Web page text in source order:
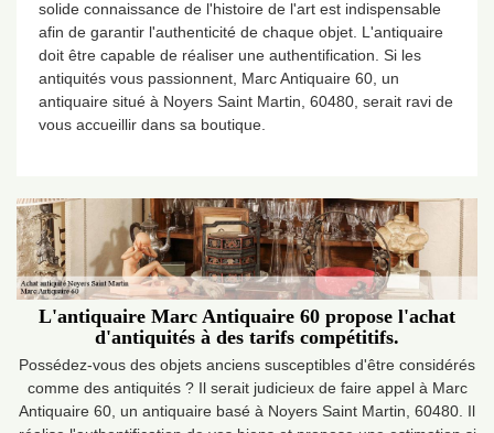
solide connaissance de l'histoire de l'art est indispensable
afin de garantir l'authenticité de chaque objet. L'antiquaire
doit être capable de réaliser une authentification. Si les
antiquités vous passionnent, Marc Antiquaire 60, un
antiquaire situé à Noyers Saint Martin, 60480, serait ravi de
vous accueillir dans sa boutique.
L'antiquaire Marc Antiquaire 60 propose l'achat
d'antiquités à des tarifs compétitifs.
Possédez-vous des objets anciens susceptibles d'être considérés
comme des antiquités ? Il serait judicieux de faire appel à Marc
Antiquaire 60, un antiquaire basé à Noyers Saint Martin, 60480. Il